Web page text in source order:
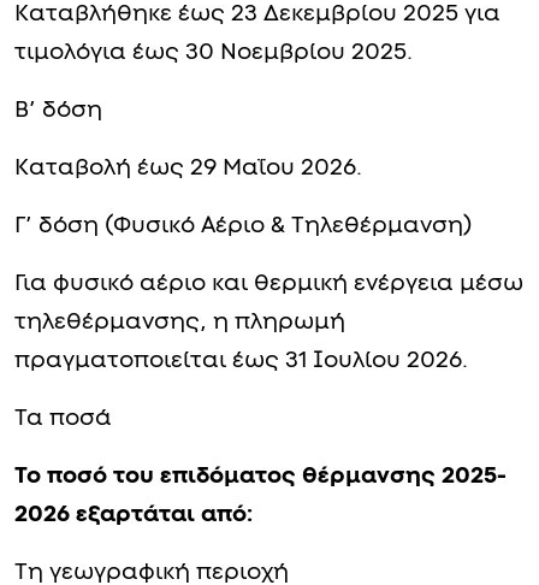
Καταβλήθηκε έως 23 Δεκεμβρίου 2025 για
τιμολόγια έως 30 Νοεμβρίου 2025.
Β’ δόση
Καταβολή έως 29 Μαΐου 2026.
Γ’ δόση (Φυσικό Αέριο & Τηλεθέρμανση)
Για φυσικό αέριο και θερμική ενέργεια μέσω
τηλεθέρμανσης, η πληρωμή
πραγματοποιείται έως 31 Ιουλίου 2026.
Τα ποσά
Το ποσό του επιδόματος θέρμανσης 2025-
2026 εξαρτάται από:
Τη γεωγραφική περιοχή